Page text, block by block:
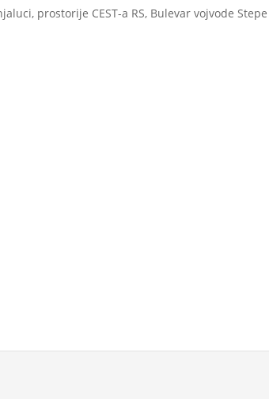
prostorije CEST-a RS, Bulevar vojvode Stepe